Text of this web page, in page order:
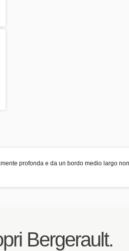
profonda e da un bordo medio largo
Bergerault.